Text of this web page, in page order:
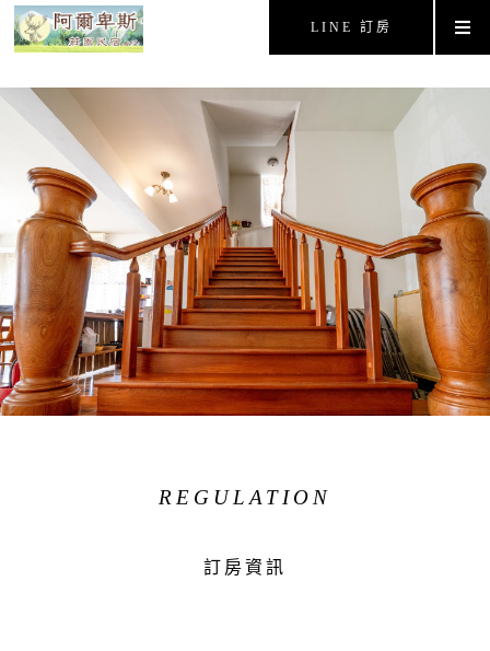
LINE 訂房
REGULATION
訂房資訊